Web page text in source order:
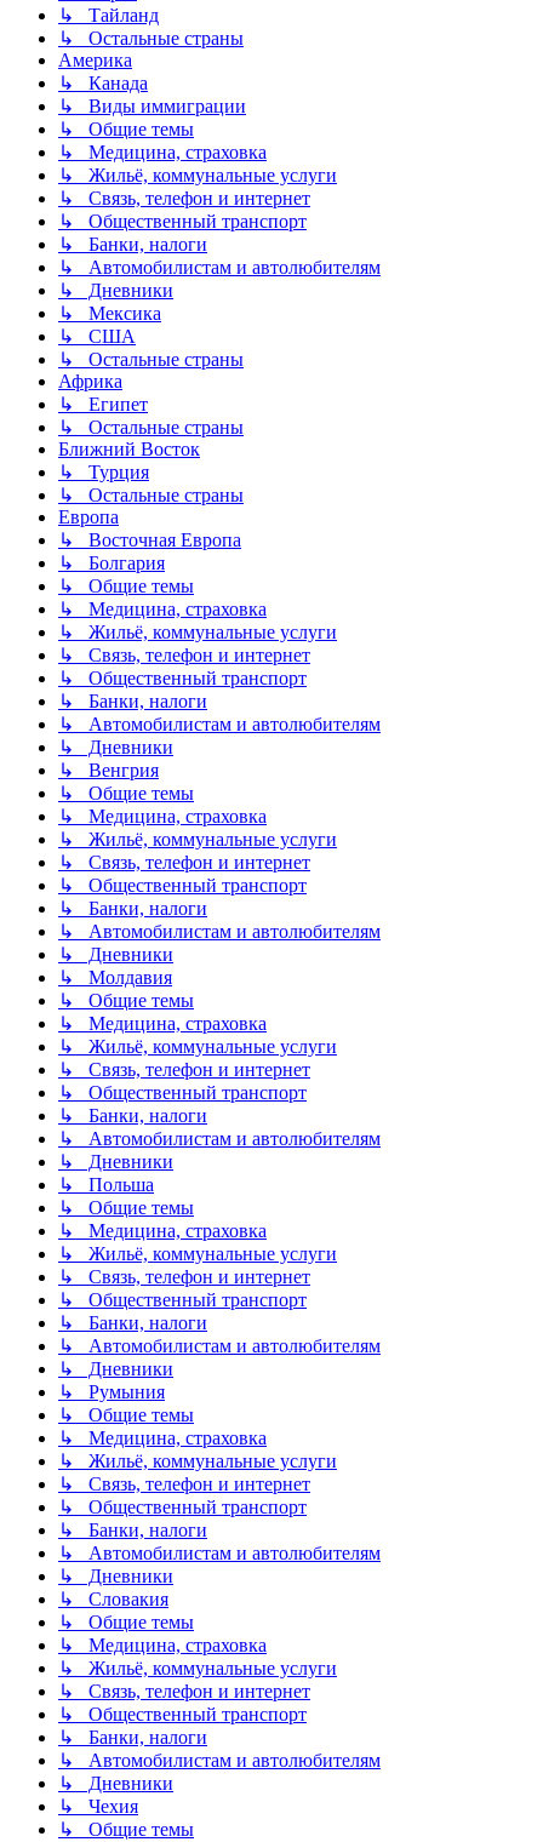
↳ Тайланд
↳ Остальные страны
Америка
↳ Канада
↳ Виды иммиграции
↳ Общие темы
↳ Медицина, страховка
↳ Жильё, коммунальные услуги
↳ Связь, телефон и интернет
↳ Общественный транспорт
↳ Банки, налоги
↳ Автомобилистам и автолюбителям
↳ Дневники
↳ Мексика
↳ США
↳ Остальные страны
Африка
↳ Египет
↳ Остальные страны
Ближний Восток
↳ Турция
↳ Остальные страны
Европа
↳ Восточная Европа
↳ Болгария
↳ Общие темы
↳ Медицина, страховка
↳ Жильё, коммунальные услуги
↳ Связь, телефон и интернет
↳ Общественный транспорт
↳ Банки, налоги
↳ Автомобилистам и автолюбителям
↳ Дневники
↳ Венгрия
↳ Общие темы
↳ Медицина, страховка
↳ Жильё, коммунальные услуги
↳ Связь, телефон и интернет
↳ Общественный транспорт
↳ Банки, налоги
↳ Автомобилистам и автолюбителям
↳ Дневники
↳ Молдавия
↳ Общие темы
↳ Медицина, страховка
↳ Жильё, коммунальные услуги
↳ Связь, телефон и интернет
↳ Общественный транспорт
↳ Банки, налоги
↳ Автомобилистам и автолюбителям
↳ Дневники
↳ Польша
↳ Общие темы
↳ Медицина, страховка
↳ Жильё, коммунальные услуги
↳ Связь, телефон и интернет
↳ Общественный транспорт
↳ Банки, налоги
↳ Автомобилистам и автолюбителям
↳ Дневники
↳ Румыния
↳ Общие темы
↳ Медицина, страховка
↳ Жильё, коммунальные услуги
↳ Связь, телефон и интернет
↳ Общественный транспорт
↳ Банки, налоги
↳ Автомобилистам и автолюбителям
↳ Дневники
↳ Словакия
↳ Общие темы
↳ Медицина, страховка
↳ Жильё, коммунальные услуги
↳ Связь, телефон и интернет
↳ Общественный транспорт
↳ Банки, налоги
↳ Автомобилистам и автолюбителям
↳ Дневники
↳ Чехия
↳ Общие темы